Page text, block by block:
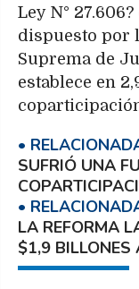
Ley N°
dispuesto por
Suprema de
establece en
SUFRIÓ UNA
LA REFORMA
$1,9 BILLONES